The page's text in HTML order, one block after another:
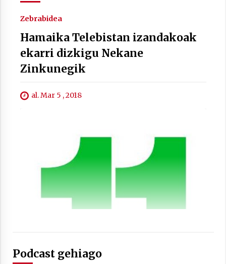
Berria egunkarian elkarrizketa
Arrosaren 20 urteez
Zebrabidea
Hamaika Telebistan izandakoak
ekarri dizkigu Nekane
Zinkunegik
al. Mar 5 , 2018
Podcast gehiago